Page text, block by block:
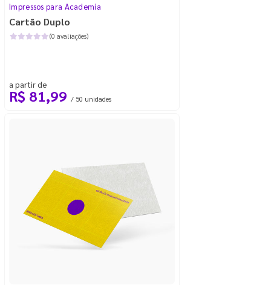
Impressos para Academia
Cartão Duplo
(0 avaliações)
a partir de
R$ 81,99 / 50 unidades